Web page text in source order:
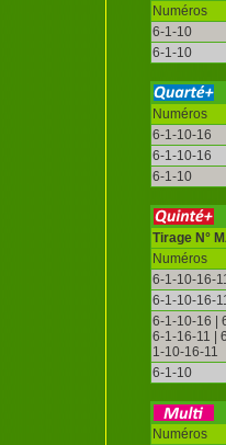
Numéros
6-1-10
6-1-10
Numéros
6-1-10-16
6-1-10-16
6-1-10
Tirage N°
Numéros
6-1-10-16-
6-1-10-16-
6-1-10-16 |
6-1-16-11 |
1-10-16-11
6-1-10
Numéros